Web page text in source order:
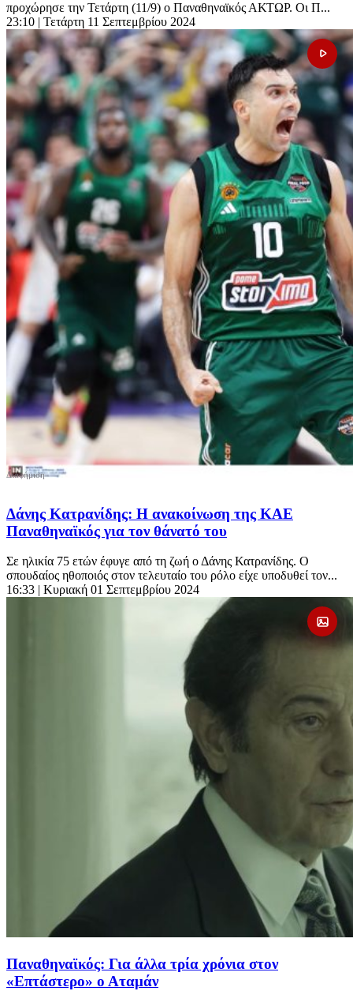
προχώρησε την Τετάρτη (11/9) ο Παναθηναϊκός ΑΚΤΩΡ. Οι Π...
23:10 | Τετάρτη 11 Σεπτεμβρίου 2024
Δάνης Κατρανίδης: Η ανακοίνωση της ΚΑΕ
Παναθηναϊκός για τον θάνατό του
Σε ηλικία 75 ετών έφυγε από τη ζωή ο Δάνης Κατρανίδης. Ο
σπουδαίος ηθοποιός στον τελευταίο του ρόλο είχε υποδυθεί τον...
16:33 | Κυριακή 01 Σεπτεμβρίου 2024
Παναθηναϊκός: Για άλλα τρία χρόνια στον
«Επτάστερο» ο Αταμάν